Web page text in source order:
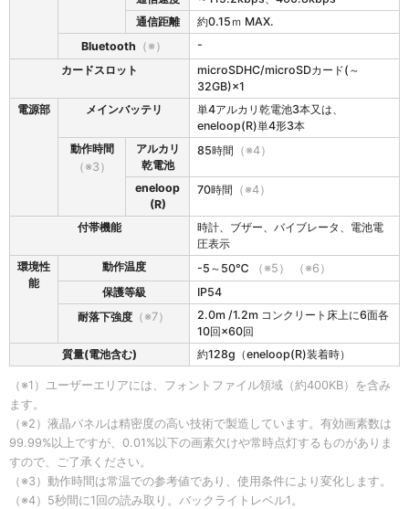
通信距離
約0.15ｍ MAX.
Bluetooth （※）
-
カードスロット
microSDHC/microSDカード(～
32GB)×1
電源部
メインバッテリ
単4アルカリ乾電池3本又は、
eneloop(R)単4形3本
動作時間
（※3）
アルカリ
乾電池
85時間 （※4）
eneloop
(R)
70時間 （※4）
付帯機能
時計、ブザー、バイブレータ、電池電
圧表示
環境性
能
動作温度 -5～50℃ （※5）
（※6）
保護等級
IP54
耐落下強度 （※7）
2.0m /1.2m コンクリート床上に6面各
10回×60回
質量(電池含む)
約128g（eneloop(R)装着時）
（※1）ユーザーエリアには、フォントファイル領域（約400KB）を含み
ます。
（※2）液晶パネルは精密度の高い技術で製造しています。有効画素数は
99.99%以上ですが、0.01%以下の画素欠けや常時点灯するものがありま
すので、ご了承ください。
（※3）動作時間は常温での参考値であり、使用条件により変化します。
（※4）5秒間に1回の読み取り。バックライトレベル1。